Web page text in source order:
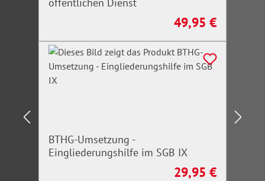
Regulärer Preis:
49,95 €
BTHG-Umsetzung -
Eingliederungshilfe im SGB IX
Regulärer Preis:
29,95 €